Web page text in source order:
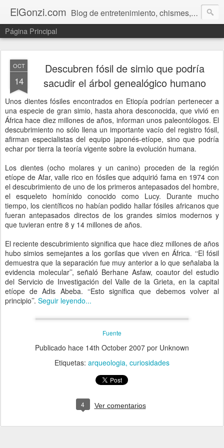
ElGonzi.com Blog de entretenimiento, chismes, humor, farándula, curiosidades, ovnis, noticias calientes, fotos, videos, paranormal y ¡más!
Página Principal
OCT
14
Descubren fósil de simio que podría
sacudir el árbol genealógico humano
Unos dientes fósiles encontrados en Etiopía podrían pertenecer a
una especie de gran simio, hasta ahora desconocida, que vivió en
África hace diez millones de años, informan unos paleontólogos. El
descubrimiento no sólo llena un importante vacío del registro fósil,
afirman especialistas del equipo japonés-etíope, sino que podría
echar por tierra la teoría vigente sobre la evolución humana.
Los dientes (ocho molares y un canino) proceden de la región
etíope de Afar, valle rico en fósiles que adquirió fama en 1974 con
el descubrimiento de uno de los primeros antepasados del hombre,
el esqueleto homínido conocido como Lucy. Durante mucho
tiempo, los científicos no habían podido hallar fósiles africanos que
fueran antepasados directos de los grandes simios modernos y
que tuvieran entre 8 y 14 millones de años.
El reciente descubrimiento significa que hace diez millones de años
hubo simios semejantes a los gorilas que viven en África. ‘‘El fósil
demuestra que la separación fue muy anterior a lo que señalaba la
evidencia molecular’’, señaló Berhane Asfaw, coautor del estudio
del Servicio de Investigación del Valle de la Grieta, en la capital
etíope de Adis Abeba. ‘‘Esto significa que debemos volver al
principio’’. Seguir leyendo...
Fuente
Publicado hace 14th October 2007 por Unknown
Etiquetas: arqueologia curiosidades
4 Ver comentarios